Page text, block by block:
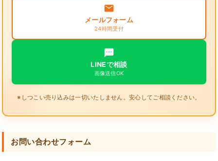
メールフォーム
24時間受付
LINEで相談
画像送信OK
※しつこい売り込みは一切いたしません。安心してご相談ください。
お問い合わせフォーム